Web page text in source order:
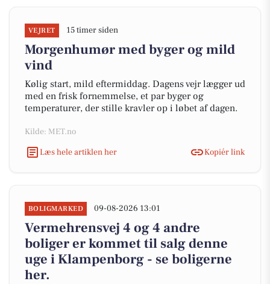
VEJRET 15 timer siden
Morgenhumør med byger og mild
vind
Kølig start, mild eftermiddag. Dagens vejr lægger ud
med en frisk fornemmelse, et par byger og
temperaturer, der stille kravler op i løbet af dagen.
Kilde: MET.no
Læs hele artiklen her
Kopiér link
BOLIGMARKED 09-08-2026 13:01
Vermehrensvej 4 og 4 andre
boliger er kommet til salg denne
uge i Klampenborg - se boligerne
her.